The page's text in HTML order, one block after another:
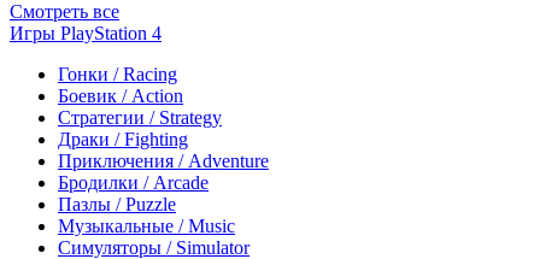
Смотреть все
Игры PlayStation 4
Гонки / Racing
Боевик / Action
Стратегии / Strategy
Драки / Fighting
Приключения / Adventure
Бродилки / Arcade
Пазлы / Puzzle
Музыкальные / Music
Симуляторы / Simulator